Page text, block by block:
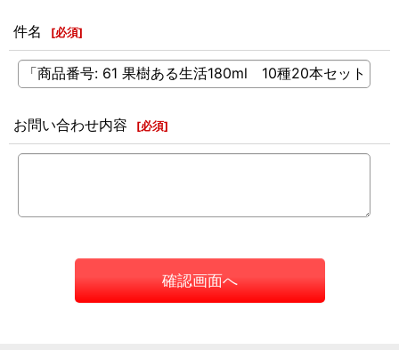
件名 [必須]
お問い合わせ内容 [必須]
確認画面へ